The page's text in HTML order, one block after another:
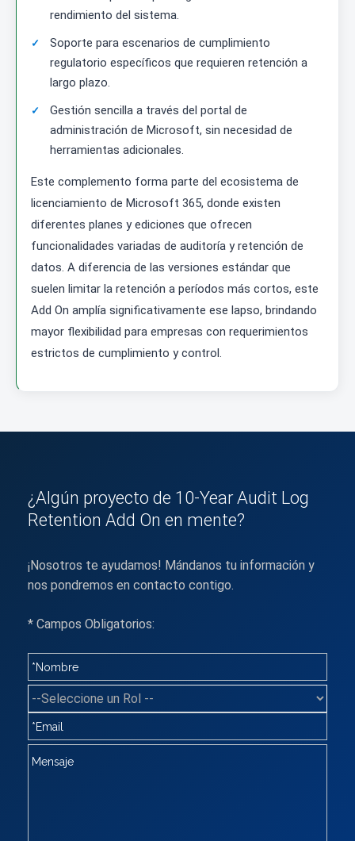
rendimiento del sistema.
Soporte para escenarios de cumplimiento
regulatorio específicos que requieren retención a
largo plazo.
Gestión sencilla a través del portal de
administración de Microsoft, sin necesidad de
herramientas adicionales.
Este complemento forma parte del ecosistema de
licenciamiento de Microsoft 365, donde existen
diferentes planes y ediciones que ofrecen
funcionalidades variadas de auditoría y retención de
datos. A diferencia de las versiones estándar que
suelen limitar la retención a períodos más cortos, este
Add On amplía significativamente ese lapso, brindando
mayor flexibilidad para empresas con requerimientos
estrictos de cumplimiento y control.
¿Algún proyecto de 10-Year Audit Log
Retention Add On en mente?
¡Nosotros te ayudamos! Mándanos tu información y
nos pondremos en contacto contigo.
* Campos Obligatorios: